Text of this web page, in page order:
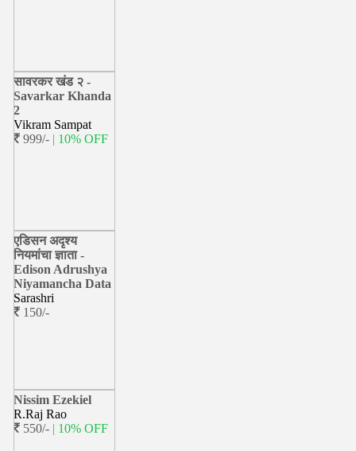
सावरकर खंड २ -
Savarkar Khanda
2
Vikram Sampat
999/- | 10% OFF
एडिसन अदृश्य
नियमांचा ज्ञाता -
Edison Adrushya
Niyamancha Data
Sarashri
150/-
Nissim Ezekiel
R.Raj Rao
550/- | 10% OFF